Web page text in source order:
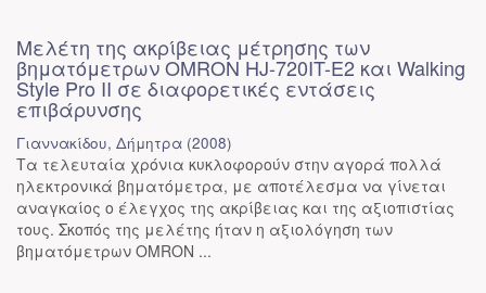
Μελέτη της ακρίβειας μέτρησης των
βηματόμετρων OMRON HJ-720IT-E2 και Walking
Style Pro II σε διαφορετικές εντάσεις
επιβάρυνσης
Γιαννακίδου, Δήμητρα (2008)
Τα τελευταία χρόνια κυκλοφορούν στην αγορά πολλά
ηλεκτρονικά βηματόμετρα, με αποτέλεσμα να γίνεται
αναγκαίος ο έλεγχος της ακρίβειας και της αξιοπιστίας
τους. Σκοπός της μελέτης ήταν η αξιολόγηση των
βηματόμετρων OMRON ...